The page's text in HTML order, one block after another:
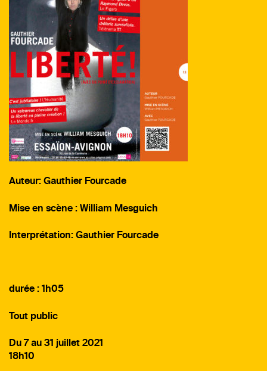
Auteur: Gauthier Fourcade
Mise en scène : William Mesguich
Interprétation: Gauthier Fourcade
durée : 1h05
Tout public
Du 7 au 31 juillet 2021
18h10